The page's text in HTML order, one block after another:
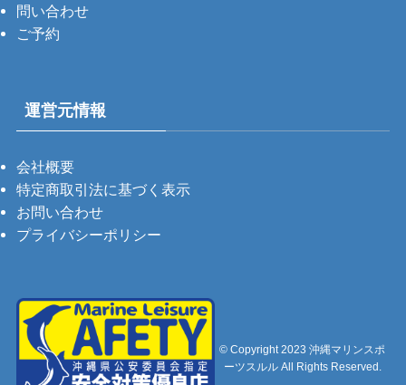
問い合わせ
ご予約
運営元情報
会社概要
特定商取引法に基づく表示
お問い合わせ
プライバシーポリシー
© Copyright 2023 沖縄マリンスポ
ーツスルル All Rights Reserved.